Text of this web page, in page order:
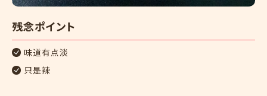
残念ポイント
味道有点淡
只是辣